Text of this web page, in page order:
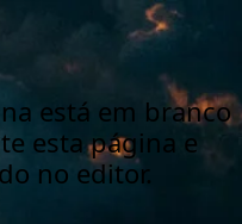
está em branco
esta página e
no editor.